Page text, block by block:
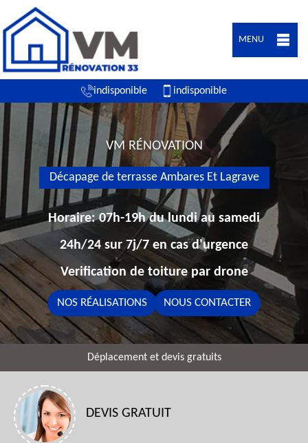
MENU
indisponible indisponible
VM RÉNOVATION
Décapage de terrasse Ambares Et Lagrave
Horaire: 07h-19h du lundi au samedi
24h/24 sur 7j/7 en cas d'urgence
Verification de toiture par drone
NOS RÉALISATIONS NOUS CONTACTER
Déplacement et devis gratuits
DEVIS GRATUIT